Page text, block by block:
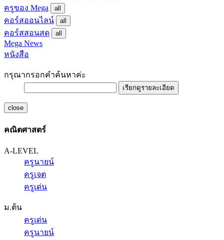
ครูของ Mega
all
คอร์สออนไลน์ all
คอร์สสอนสด all
Mega News
หนังสือ
กรุณากรอกคำค้นหาค่ะ
เรียกดูรายละเอียด
close
คณิตศาสตร์
A-LEVEL
ครูนายน์
ครูเจต
ครูเด่น
ม.ต้น
ครูเด่น
ครูนายน์